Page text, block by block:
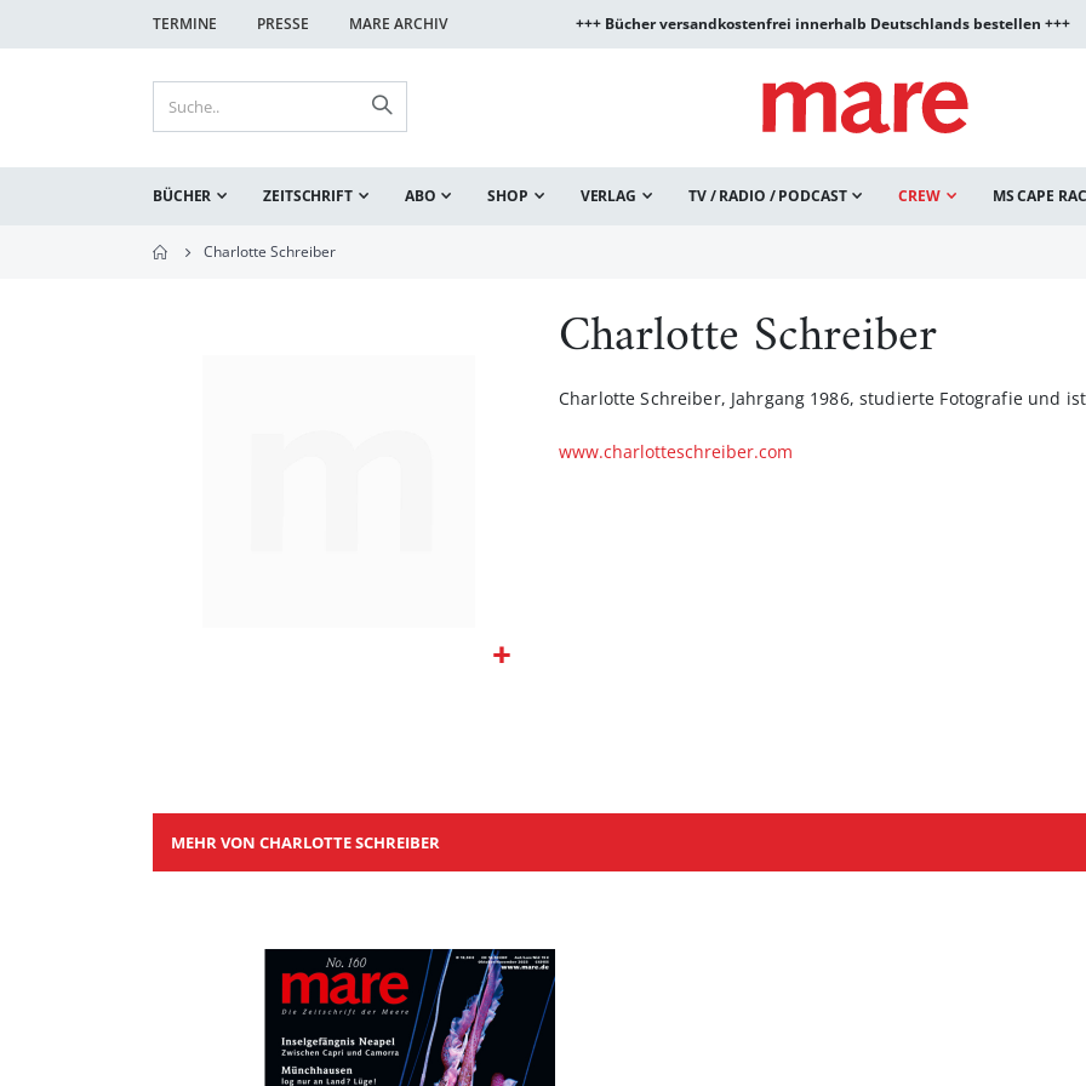
TERMINE PRESSE MARE ARCHIV +++ Bücher versandkostenfrei innerhalb Deutschlands bestellen +++
BÜCHER ZEITSCHRIFT ABO SHOP VERLAG TV / RADIO / PODCAST CREW MS CAPE
Charlotte Schreiber
Charlotte Schreiber
Charlotte Schreiber, Jahrgang 1986, studierte Fotografie und
www.charlotteschreiber.com
MEHR VON CHARLOTTE SCHREIBER